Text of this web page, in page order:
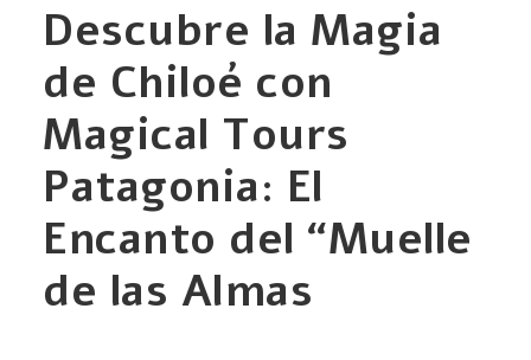
Descubre la Magia
de Chiloé con
Magical Tours
Patagonia: El
Encanto del “Muelle
de las Almas